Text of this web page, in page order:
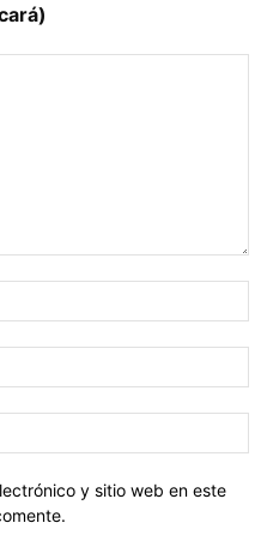
y sitio web en este